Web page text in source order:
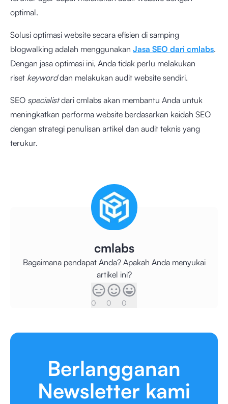
optimal.
Solusi optimasi website secara efisien di samping
blogwalking adalah menggunakan Jasa SEO dari cmlabs.
Dengan jasa optimasi ini, Anda tidak perlu melakukan
riset keyworddan melakukan audit website sendiri.
SEO specialistdari cmlabs akan membantu Anda untuk
meningkatkan performa website berdasarkan kaidah SEO
dengan strategi penulisan artikel dan audit teknis yang
terukur.
cmlabs
Bagaimana pendapat Anda? Apakah Anda menyukai
artikel ini?
0 0 0
Berlangganan
Newsletter kami